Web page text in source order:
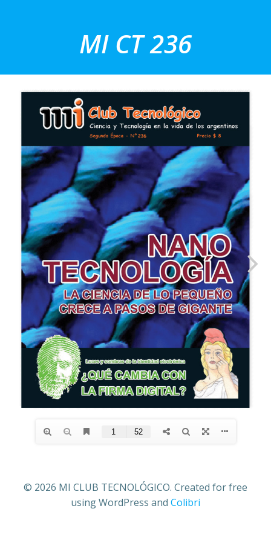
contenido
MI CT 236
© 2026 MI CLUB TECNOLÓGICO. Created for free
using WordPress and Colibri